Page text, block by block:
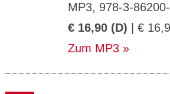
MP3, 978-3-
€ 16,90 (D) | €
Zum MP3